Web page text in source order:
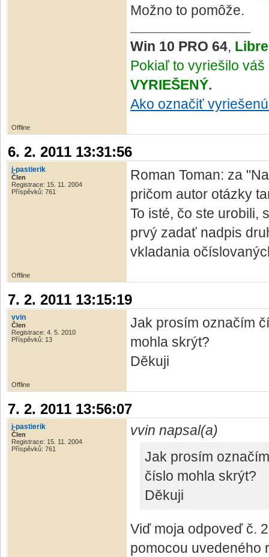
Možno to pomôže.
Win 10 PRO 64, Libre
Pokiaľ to vyriešilo
VYRIEŠENÝ.
Ako označiť
Offline
6. 2. 2011 13:31:56
j-pastierik
Člen
Registrace: 15. 11. 2004
Příspěvků: 761
Roman Toman: za
pričom autor otázky
To isté, čo ste urobili,
prvý zadať nadpis
vkladania
Offline
7. 2. 2011 13:15:19
vvin
Člen
Registrace: 4. 5. 2010
Příspěvků: 13
Jak prosím označím
mohla skrýt?
Děkuji
Offline
7. 2. 2011 13:56:07
j-pastierik
Člen
Registrace: 15. 11. 2004
Příspěvků: 761
vvin napsal(a)
Jak prosím
číslo mohla skrýt?
Děkuji
Viď moja odpoveď č.
pomocou uvedeného